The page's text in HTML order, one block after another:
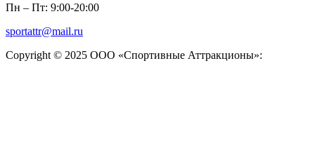
Пн – Пт: 9:00-20:00
sportattr@mail.ru
Copyright © 2025 ООО «Спортивные Аттракционы»: